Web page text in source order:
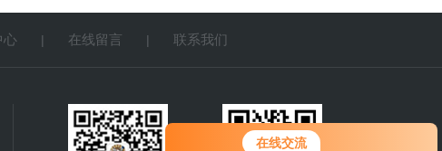
在线交流
心 | 在线留言 | 联系我们